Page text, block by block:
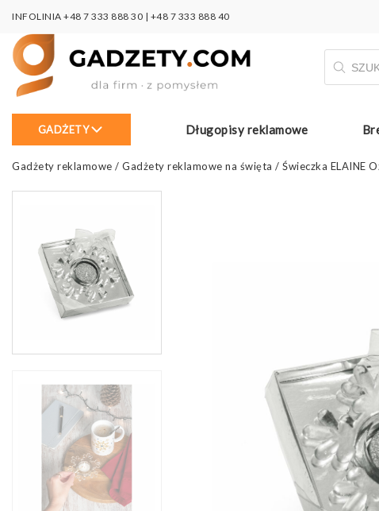
INFOLINIA +48 7 333 888 30 | +48 7 333 888 40
GADŻETY Długopisy reklamowe
Gadżety reklamowe / Gadżety reklamowe na święta / Świeczka ELAINE